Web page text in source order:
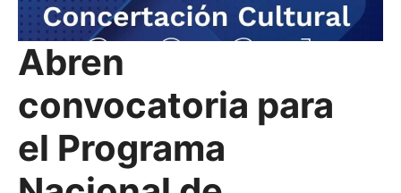
Abren
convocatoria para
el Programa